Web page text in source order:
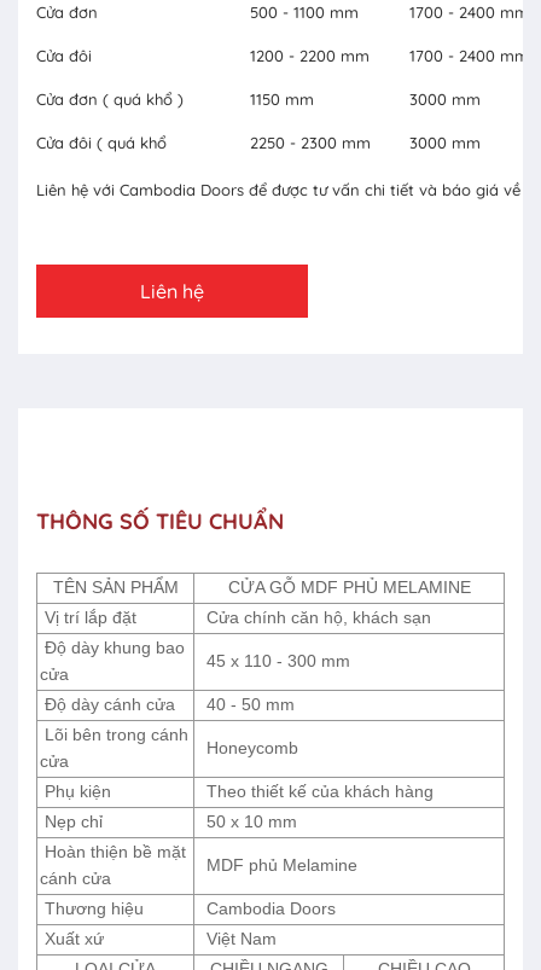
Cửa đơn 500 - 1100 mm 1700 - 2400 mm
Cửa đôi 1200 - 2200 mm 1700 - 2400 mm
Cửa đơn ( quá khổ ) 1150 mm 3000 mm
Cửa đôi ( quá khổ 2250 - 2300 mm 3000 mm
Liên hệ với Cambodia Doors để được tư vấn chi tiết và báo giá về
Liên hệ
THÔNG SỐ TIÊU CHUẨN
TÊN SẢN PHẨM
CỬA GỖ MDF PHỦ MELAMINE
Vị trí lắp đặt
Cửa chính căn hộ, khách sạn
Độ dày khung bao
cửa
45 x 110 - 300 mm
Độ dày cánh cửa
40 - 50 mm
Lõi bên trong cánh
cửa
Honeycomb
Phụ kiện
Theo thiết kế của khách hàng
Nẹp chỉ
50 x 10 mm
Hoàn thiện bề mặt
cánh cửa
MDF phủ Melamine
Thương hiệu
Cambodia Doors
Xuất xứ
Việt Nam